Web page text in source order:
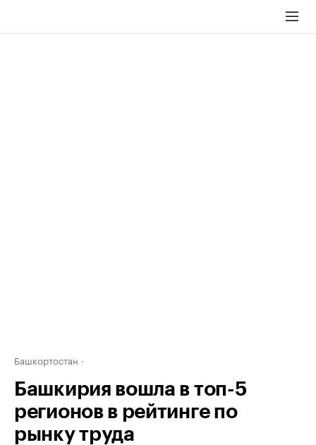
Башкортостан
Башкирия вошла в топ-5
регионов в рейтинге по
рынку труда